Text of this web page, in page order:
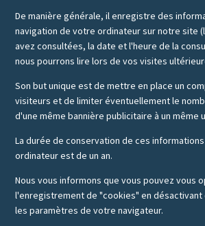
De manière générale, il enregistre des
navigation de votre ordinateur sur notre site
avez consultées, la date et l'heure de la
nous pourrons lire lors de vos visites
Son but unique est de mettre en place un
visiteurs et de limiter éventuellement le
d'une même bannière publicitaire à un même
La durée de conservation de ces
ordinateur est de un an.
Nous vous informons que vous pouvez vous
l'enregistrement de "cookies" en
les paramètres de votre navigateur.